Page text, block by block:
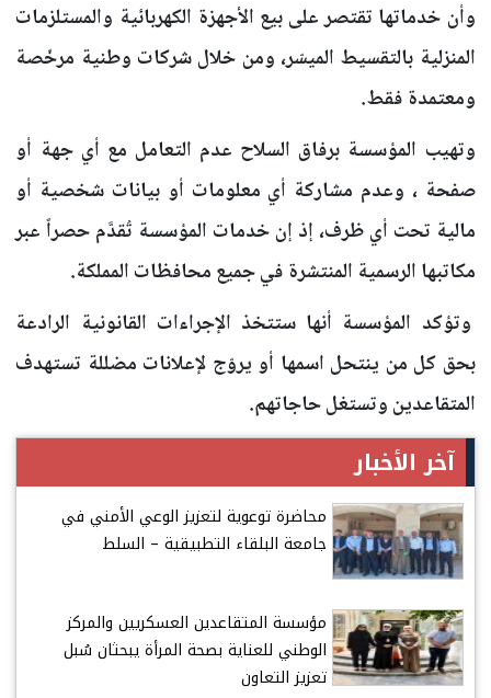
وأن خدماتها تقتصر على بيع الأجهزة الكهربائية والمستلزمات
المنزلية بالتقسيط الميسّر، ومن خلال شركات وطنية مرخّصة
ومعتمدة فقط.
وتهيب المؤسسة برفاق السلاح عدم التعامل مع أي جهة أو
صفحة ، وعدم مشاركة أي معلومات أو بيانات شخصية أو
مالية تحت أي ظرف، إذ إن خدمات المؤسسة تُقدَّم حصراً عبر
مكاتبها الرسمية المنتشرة في جميع محافظات المملكة.
وتؤكد المؤسسة أنها ستتخذ الإجراءات القانونية الرادعة
بحق كل من ينتحل اسمها أو يروّج لإعلانات مضللة تستهدف
المتقاعدين وتستغل حاجاتهم.
آخر الأخبار
محاضرة توعوية لتعزيز الوعي الأمني في
جامعة البلقاء التطبيقية – السلط
مؤسسة المتقاعدين العسكريين والمركز
الوطني للعناية بصحة المرأة يبحثان سُبل
تعزيز التعاون